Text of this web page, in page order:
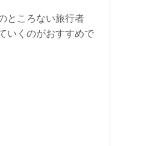
ところない旅行者
いくのがおすすめで